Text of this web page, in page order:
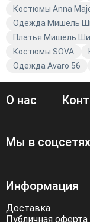
Костюмы Anna
Одежда Мишель
Платья Мишель
Костюмы SOVA
Одежда Avaro 56
О нас
Мы в соцсетях
Информация
Доставка
Публичная оферта